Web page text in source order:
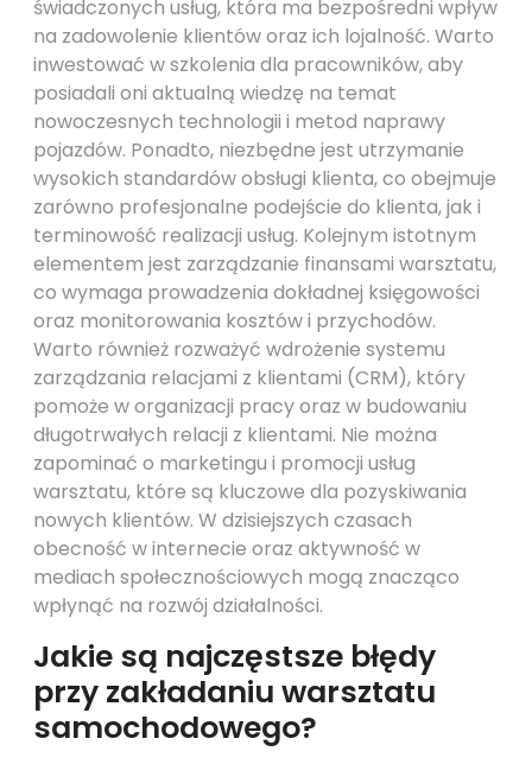
świadczonych usług, która ma bezpośredni wpływ
na zadowolenie klientów oraz ich lojalność. Warto
inwestować w szkolenia dla pracowników, aby
posiadali oni aktualną wiedzę na temat
nowoczesnych technologii i metod naprawy
pojazdów. Ponadto, niezbędne jest utrzymanie
wysokich standardów obsługi klienta, co obejmuje
zarówno profesjonalne podejście do klienta, jak i
terminowość realizacji usług. Kolejnym istotnym
elementem jest zarządzanie finansami warsztatu,
co wymaga prowadzenia dokładnej księgowości
oraz monitorowania kosztów i przychodów.
Warto również rozważyć wdrożenie systemu
zarządzania relacjami z klientami (CRM), który
pomoże w organizacji pracy oraz w budowaniu
długotrwałych relacji z klientami. Nie można
zapominać o marketingu i promocji usług
warsztatu, które są kluczowe dla pozyskiwania
nowych klientów. W dzisiejszych czasach
obecność w internecie oraz aktywność w
mediach społecznościowych mogą znacząco
wpłynąć na rozwój działalności.
Jakie są najczęstsze błędy
przy zakładaniu warsztatu
samochodowego?